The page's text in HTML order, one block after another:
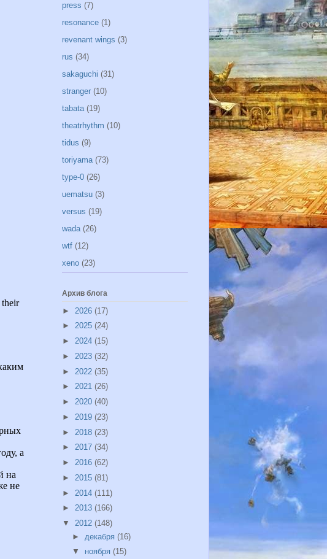
press (7)
resonance (1)
revenant wings (3)
rus (34)
sakaguchi (31)
stranger (10)
tabata (19)
theatrhythm (10)
tidus (9)
toriyama (73)
type-0 (26)
uematsu (3)
versus (19)
wada (26)
wtf (12)
xeno (23)
Архив блога
► 2026 (17)
► 2025 (24)
► 2024 (15)
► 2023 (32)
► 2022 (35)
► 2021 (26)
► 2020 (40)
► 2019 (23)
► 2018 (23)
► 2017 (34)
► 2016 (62)
► 2015 (81)
► 2014 (111)
► 2013 (166)
▼ 2012 (148)
► декабря (16)
▼ ноября (15)